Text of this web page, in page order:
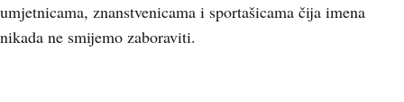
umjetnicama, znanstvenicama i sportašicama čija imena
nikada ne smijemo zaboraviti.